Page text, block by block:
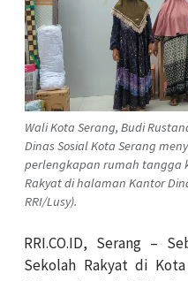
Wali Kota Serang, Budi
Dinas Sosial Kota Serang
perlengkapan rumah tangga
Rakyat di halaman Kantor
RRI/Lusy).
RRI.CO.ID, Serang –
Sekolah Rakyat di